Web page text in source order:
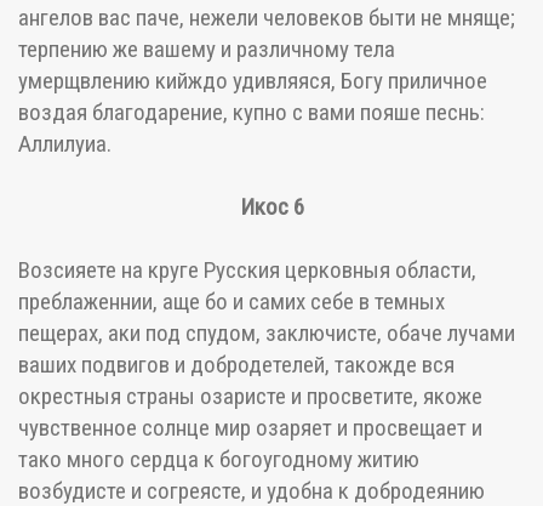
ангелов вас паче, нежели человеков быти не мняще;
терпению же вашему и различному тела
умерщвлению кийждо удивляяся, Богу приличное
воздая благодарение, купно с вами пояше песнь:
Аллилуиа.
Икос 6
Возсияете на круге Русския церковныя области,
преблаженнии, аще бо и самих себе в темных
пещерах, аки под спудом, заключисте, обаче лучами
ваших подвигов и добродетелей, такожде вся
окрестныя страны озаристе и просветите, якоже
чувственное солнце мир озаряет и просвещает и
тако много сердца к богоугодному житию
возбудисте и согреясте, и удобна к добродеянию